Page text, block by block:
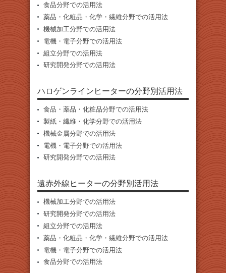
食品分野での活用法
薬品・化粧品・化学・繊維分野での活用法
機械加工分野での活用法
電機・電子分野での活用法
組立分野での活用法
研究開発分野での活用法
ハロゲンラインヒーターの分野別活用法
食品・薬品・化粧品分野での活用法
製紙・繊維・化学分野での活用法
機械金属分野での活用法
電機・電子分野での活用法
研究開発分野での活用法
遠赤外線ヒーターの分野別活用法
機械加工分野での活用法
研究開発分野での活用法
組立分野での活用法
薬品・化粧品・化学・繊維分野での活用法
電機・電子分野での活用法
食品分野での活用法